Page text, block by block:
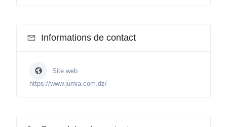
Informations de contact
Site web
https://www.jumia.com.dz/